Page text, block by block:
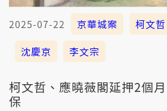
2025-07-22 京華城案 柯文哲
沈慶京
李文宗
柯文哲、應曉薇閣延押2個
保